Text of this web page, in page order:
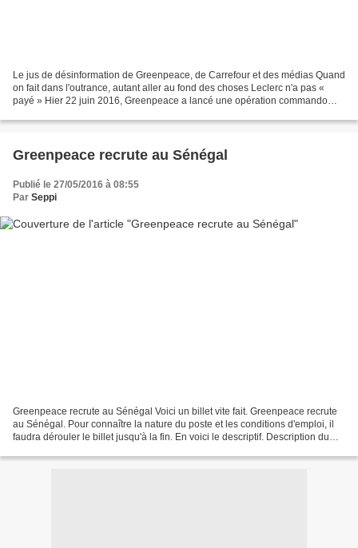
Le jus de désinformation de Greenpeace, de Carrefour et des médias Quand
on fait dans l'outrance, autant aller au fond des choses Leclerc n'a pas «
payé » Hier 22 juin 2016, Greenpeace a lancé une opération commando
Greenpeace recrute au Sénégal
Publié le 27/05/2016 à 08:55
Par Seppi
Greenpeace recrute au Sénégal Voici un billet vite fait. Greenpeace recrute
au Sénégal. Pour connaître la nature du poste et les conditions d'emploi, il
faudra dérouler le billet jusqu'à la fin. En voici le descriptif. Description du